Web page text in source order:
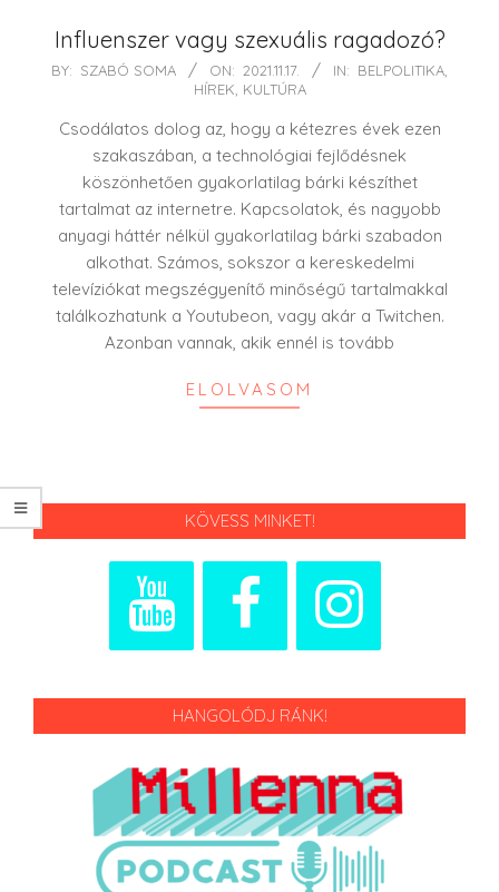
Influenszer vagy szexuális ragadozó?
2021-
17
BY: SZABÓ SOMA ON: 2021.11.17. IN: BELPOLITIKA
HÍREK KULTÚRA
Csodálatos dolog az, hogy a kétezres évek ezen
szakaszában, a technológiai fejlődésnek
köszönhetően gyakorlatilag bárki készíthet
tartalmat az internetre. Kapcsolatok, és nagyobb
anyagi háttér nélkül gyakorlatilag bárki szabadon
alkothat. Számos, sokszor a kereskedelmi
televíziókat megszégyenítő minőségű tartalmakkal
találkozhatunk a Youtubeon, vagy akár a Twitchen.
Azonban vannak, akik ennél is tovább
ELOLVASOM
KÖVESS MINKET!
HANGOLÓDJ RÁNK!